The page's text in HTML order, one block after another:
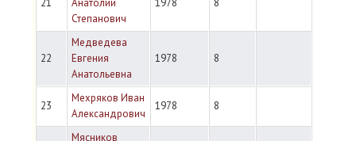
21
Анатолий
Степанович
1978 8
22
Медведева
Евгения
Анатольевна
1978 8
23
Мехряков Иван
Александрович
1978 8
Мясников